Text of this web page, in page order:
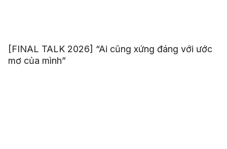
[FINAL TALK 2026] “Ai cũng xứng đáng với ước
mơ của mình”